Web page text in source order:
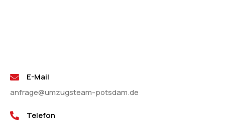
E-Mail
anfrage@umzugsteam-potsdam.de
Telefon